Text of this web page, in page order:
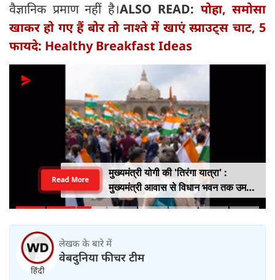
वैज्ञानिक प्रमाण नहीं है।ALSO READ: पोहा, समोसा
खाकर हो गए हैं बोर तो नाश्ते में खाएं स्प्राउट्स चाट, 5
फायदे: Healthy Breakfast Ideas
मुख्यमंत्री योगी की 'तिरंगा यात्रा' :
मुख्यमंत्री आवास से विधान भवन तक उमड़ा
युवाओं का सैलाब
Read More
लेखक के बारे में
वेबदुनिया फीचर टीम